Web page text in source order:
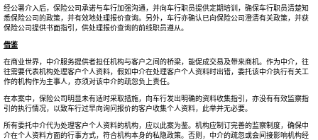
经公署介入后，保险公司承诺与车行加强沟通，并向车行职员提供定期培训，确保车行职员清楚知
悉保险公司的政策，并有效地处理报价查询。另外，车行亦确认已向保险公司澄清有关政策，并获
保险公司提供书面指引，供处理报价查询的前线职员遵从。
借鉴
在商业世界，中介服务提供者担任机构与客户之间的桥梁，能促成交易及带来商机。作为中介，往
往需要代表机构处理客户个人资料，假如中介在处理客户个人资料时出错，委托该中介执行有关工
作的机构作为主事人，亦须对该中介的疏忽负上责任。
在本案中，保险公司明显未有适时采取措施，向车行发出明确的资料收集指引，亦没有有效监察指
引的执行情况，以致车行过早向询问报价的客户收集个人资料，此举并无必要。
所有委托中介代为处理客户个人资料的机构，应以此案为鉴。机构应制订完善的监察制度，确保中
介在个人资料方面的行事方式，符合机构本身的私隐政策。否则，中介的疏忽或会间接影响机构经